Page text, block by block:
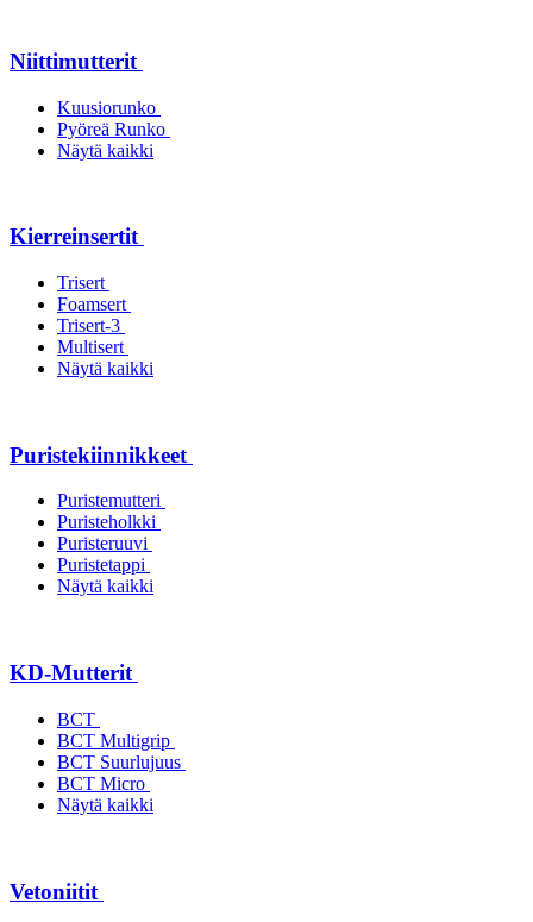
Niittimutterit
Kuusiorunko
Pyöreä Runko
Näytä kaikki
Kierreinsertit
Trisert
Foamsert
Trisert-3
Multisert
Näytä kaikki
Puristekiinnikkeet
Puristemutteri
Puristeholkki
Puristeruuvi
Puristetappi
Näytä kaikki
KD-Mutterit
BCT
BCT Multigrip
BCT Suurlujuus
BCT Micro
Näytä kaikki
Vetoniitit